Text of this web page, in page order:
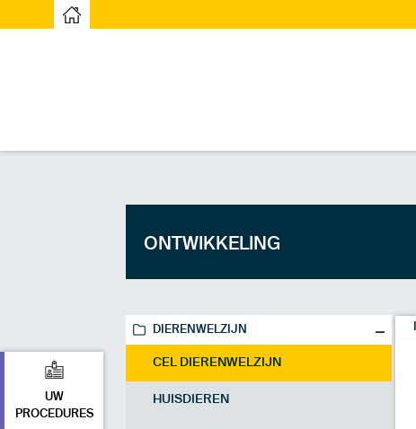
Startpagina
UW
PROCEDURES
ONTWIKKELING
DIERENWELZIJN
CEL DIERENWELZIJN
HUISDIEREN